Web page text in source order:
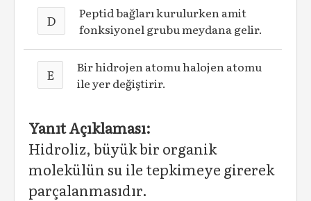
D
Peptid bağları kurulurken amit
fonksiyonel grubu meydana gelir.
E
Bir hidrojen atomu halojen atomu
ile yer değiştirir.
Yanıt Açıklaması:
Hidroliz, büyük bir organik
molekülün su ile tepkimeye girerek
parçalanmasıdır.